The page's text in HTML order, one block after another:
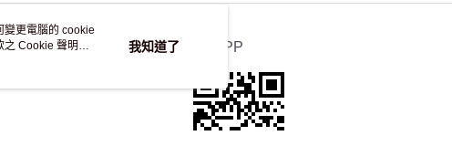
官方APP
變更電腦的 cookie
之 Cookie 聲明使
我知道了